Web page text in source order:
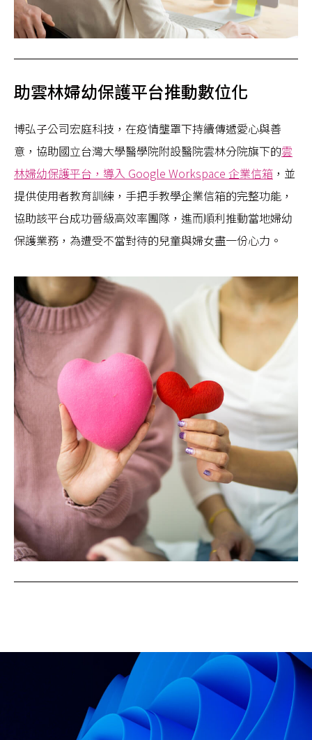
助雲林婦幼保護平台推動數位化
博弘子公司宏庭科技，在疫情壟罩下持續傳遞愛心與善
意，協助國立台灣大學醫學院附設醫院雲林分院旗下的雲
林婦幼保護平台，導入 Google Workspace 企業信箱 ，並
提供使用者教育訓練，手把手教學企業信箱的完整功能，
協助該平台成功晉級高效率團隊，進而順利推動當地婦幼
保護業務，為遭受不當對待的兒童與婦女盡一份心力。